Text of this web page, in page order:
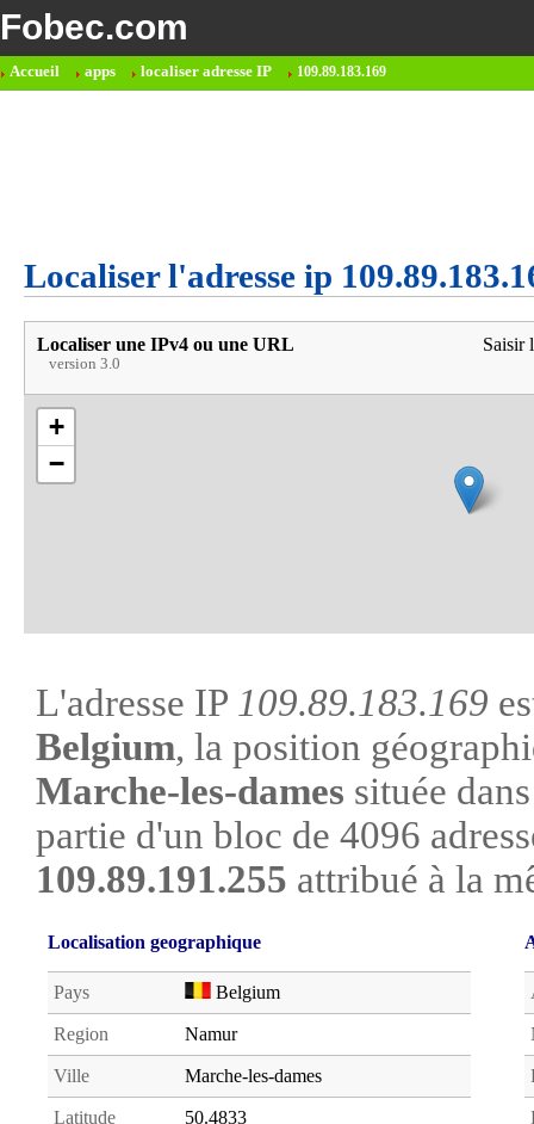
Fobec.com
Accueil apps localiser adresse IP 109.89.183.169
Localiser l'adresse ip
Localiser une IPv4 ou une URL
version 3.0
Saisir
+
−
L'adresse IP 109.89.183.169
Belgium, la position
Marche-les-dames située
partie d'un bloc de 4096
109.89.191.255 attribué à la
Localisation geographique
Pays Belgium
Region Namur
Ville Marche-les-dames
Latitude 50.4833